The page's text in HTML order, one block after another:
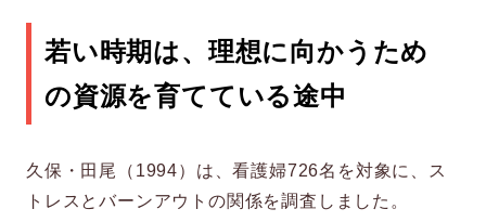
若い時期は、理想に向かうため
の資源を育てている途中
久保・田尾（1994）は、看護婦726名を対象に、ス
トレスとバーンアウトの関係を調査しました。